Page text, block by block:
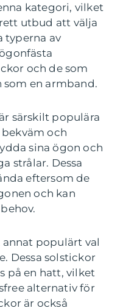
kategori, vilket
utbud att välja
typerna av
och de som
som en armband.
särskilt populära
och
sina ögon och
strålar. Dessa
eftersom de
och kan
populärt val
Dessa solstickor
på en hatt, vilket
alternativ för
är också